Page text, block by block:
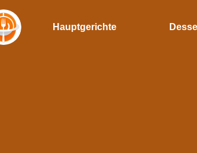
Hauptgerichte